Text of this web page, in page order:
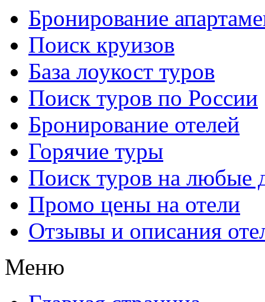
Бронирование
Поиск круизов
База лоукост туров
Поиск туров по России
Бронирование отелей
Горячие туры
Поиск туров на любые
Промо цены на отели
Отзывы и описания
Меню